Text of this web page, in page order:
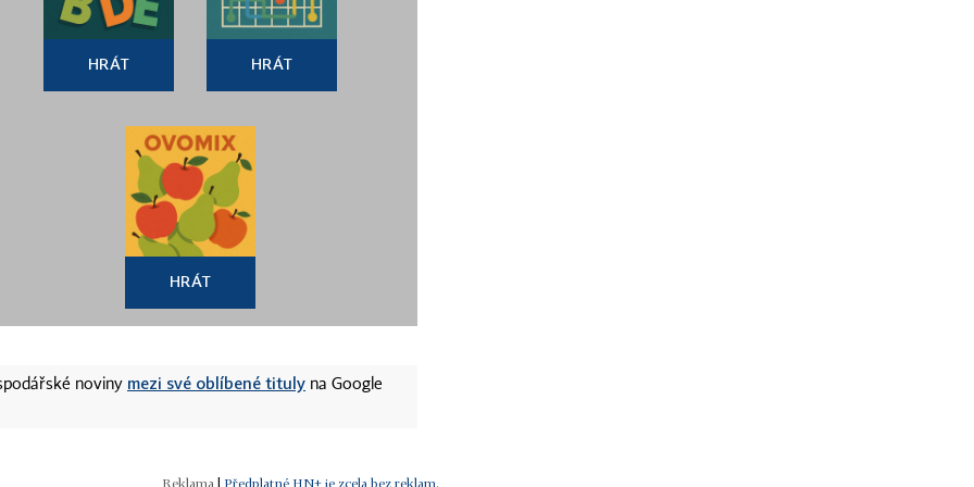
HRÁT HRÁT
HRÁT
noviny mezi své oblíbené tituly na Google
| Předplatné HN+ je zcela bez reklam.